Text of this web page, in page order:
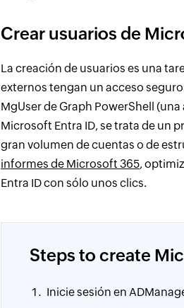
Crear usuarios de
La creación de usuarios es una
externos tengan un acceso
MgUser de Graph PowerShell
Microsoft Entra ID, se trata de un
gran volumen de cuentas o de
informes de Microsoft 365,
Entra ID con sólo unos clics.
Steps to create
Inicie sesión en